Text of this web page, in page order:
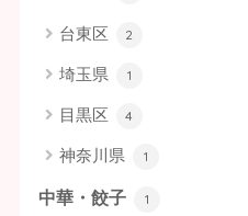
台東区 2
埼玉県 1
目黒区 4
神奈川県 1
中華・餃子 1